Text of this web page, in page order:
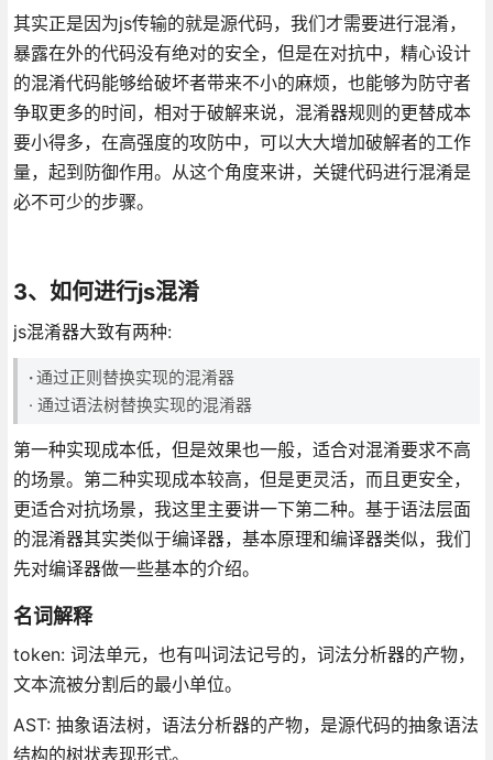
其实正是因为js传输的就是源代码，我们才需要进行混淆，
暴露在外的代码没有绝对的安全，但是在对抗中，精心设计
的混淆代码能够给破坏者带来不小的麻烦，也能够为防守者
争取更多的时间，相对于破解来说，混淆器规则的更替成本
要小得多，在高强度的攻防中，可以大大增加破解者的工作
量，起到防御作用。从这个角度来讲，关键代码进行混淆是
必不可少的步骤。
3、如何进行js混淆
js混淆器大致有两种:
·通过正则替换实现的混淆器
· 通过语法树替换实现的混淆器
第一种实现成本低，但是效果也一般，适合对混淆要求不高
的场景。第二种实现成本较高，但是更灵活，而且更安全，
更适合对抗场景，我这里主要讲一下第二种。基于语法层面
的混淆器其实类似于编译器，基本原理和编译器类似，我们
先对编译器做一些基本的介绍。
名词解释
token: 词法单元，也有叫词法记号的，词法分析器的产物，
文本流被分割后的最小单位。
AST: 抽象语法树，语法分析器的产物，是源代码的抽象语法
结构的树状表现形式。